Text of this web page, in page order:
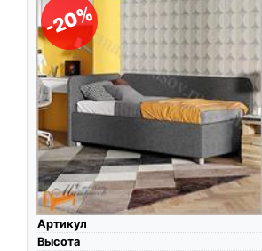
-20%
Артикул
Высота